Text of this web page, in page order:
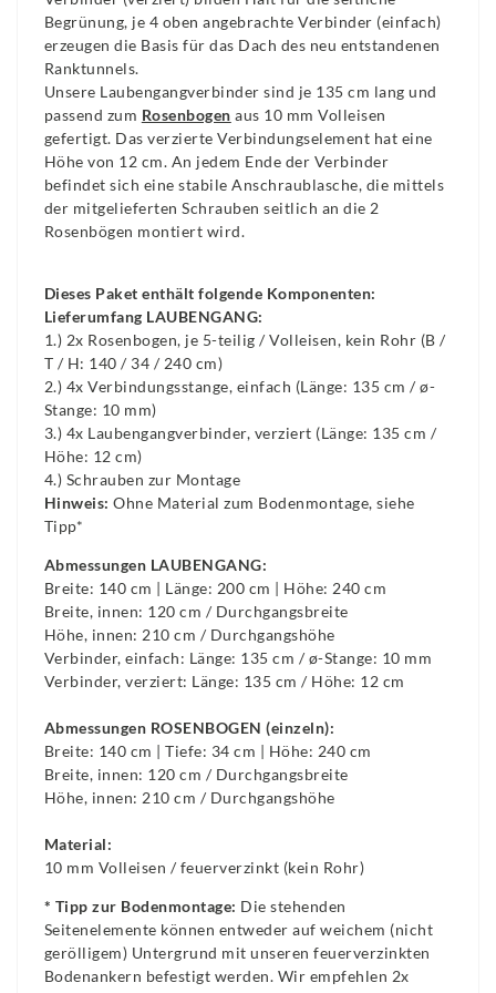
Begrünung, je 4 oben angebrachte Verbinder (einfach)
erzeugen die Basis für das Dach des neu entstandenen
Ranktunnels.
Unsere Laubengangverbinder sind je 135 cm lang und
passend zum Rosenbogen aus 10 mm Volleisen
gefertigt. Das verzierte Verbindungselement hat eine
Höhe von 12 cm. An jedem Ende der Verbinder
befindet sich eine stabile Anschraublasche, die mittels
der mitgelieferten Schrauben seitlich an die 2
Rosenbögen montiert wird.
Dieses Paket enthält folgende Komponenten:
Lieferumfang LAUBENGANG:
1.) 2x Rosenbogen, je 5-teilig / Volleisen, kein Rohr (B /
T / H: 140 / 34 / 240 cm)
2.) 4x Verbindungsstange, einfach (Länge: 135 cm / ø-
Stange: 10 mm)
3.) 4x Laubengangverbinder, verziert (Länge: 135 cm /
Höhe: 12 cm)
4.) Schrauben zur Montage
Hinweis: Ohne Material zum Bodenmontage, siehe
Tipp*
Abmessungen LAUBENGANG:
Breite: 140 cm | Länge: 200 cm | Höhe: 240 cm
Breite, innen: 120 cm / Durchgangsbreite
Höhe, innen: 210 cm / Durchgangshöhe
Verbinder, einfach: Länge: 135 cm / ø-Stange: 10 mm
Verbinder, verziert: Länge: 135 cm / Höhe: 12 cm
Abmessungen ROSENBOGEN (einzeln):
Breite: 140 cm | Tiefe: 34 cm | Höhe: 240 cm
Breite, innen: 120 cm / Durchgangsbreite
Höhe, innen: 210 cm / Durchgangshöhe
Material:
10 mm Volleisen / feuerverzinkt (kein Rohr)
* Tipp zur Bodenmontage: Die stehenden
Seitenelemente können entweder auf weichem (nicht
gerölligem) Untergrund mit unseren feuerverzinkten
Bodenankern befestigt werden. Wir empfehlen 2x